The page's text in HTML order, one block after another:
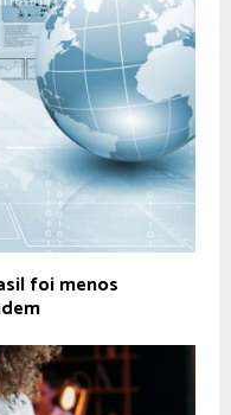
foi menos